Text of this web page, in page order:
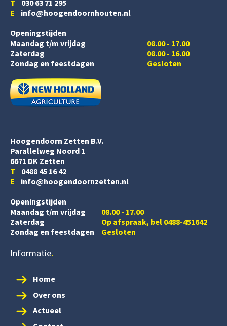
T 030 63 71 295
E info@hoogendoornhouten.nl
Openingstijden
Maandag t/m vrijdag
Zaterdag
08.00 - 17.00
08.00 - 16.00
Zondag en feestdagen
Gesloten
Hoogendoorn Zetten B.V.
Parallelweg Noord 1
6671 DK Zetten
T 0488 45 16 42
E info@hoogendoornzetten.nl
Openingstijden
Maandag t/m vrijdag
08.00 - 17.00
Zaterdag
Op afspraak, bel 0488-451642
Zondag en feestdagen
Gesloten
Informatie
Home
Over ons
Actueel